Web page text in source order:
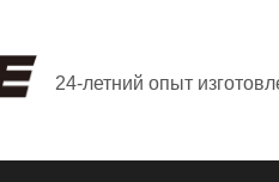
24-летний опыт